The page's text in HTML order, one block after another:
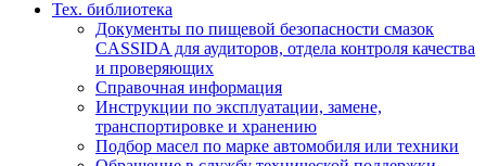
Тех. библиотека
Документы по пищевой безопасности смазок
CASSIDA для аудиторов, отдела контроля качества
и проверяющих
Справочная информация
Инструкции по эксплуатации, замене,
транспортировке и хранению
Подбор масел по марке автомобиля или техники